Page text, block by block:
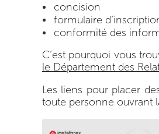
concision
formulaire
conformité des
C’est pourquoi vous
le Département des
Les liens pour placer
toute personne ouvrant